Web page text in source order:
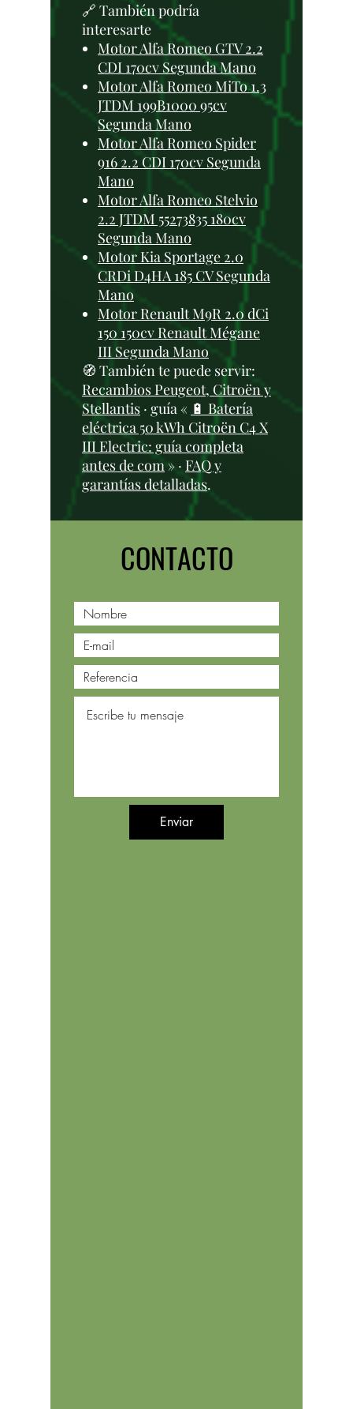
🔗 También podría
interesarte
Motor Alfa Romeo GTV 2.2
CDI 170cv Segunda Mano
Motor Alfa Romeo MiTo 1.3
JTDM 199B1000 95cv
Segunda Mano
Motor Alfa Romeo Spider
916 2.2 CDI 170cv Segunda
Mano
Motor Alfa Romeo Stelvio
2.2 JTDM 55273835 180cv
Segunda Mano
Motor Kia Sportage 2.0
CRDi D4HA 185 CV Segunda
Mano
Motor Renault M9R 2.0 dCi
150 150cv Renault Mégane
III Segunda Mano
🧭 También te puede servir:
Recambios Peugeot, Citroën y
Stellantis · guía « 🔋 Batería
eléctrica 50 kWh Citroën C4 X
III Electric: guía completa
antes de com» · FAQ y
garantías detalladas.
CONTACTO
Enviar